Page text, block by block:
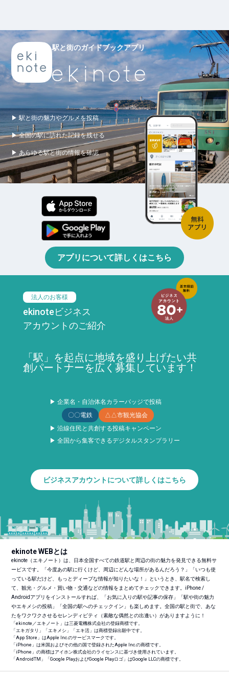
駅と街のガイドブックアプリ
▶ 駅と街の魅力やグルメを投稿
▶ 全国の駅に訪れた記録を残せる
▶ あらゆる駅と街の情報を確認
アプリについて詳しくはこちら
法人のお客様
ekinoteビジネス
アカウントのご紹介
「駅」を起点に地域を盛り上げたい共
創パートナーを広く募集しています！
▶ 企業名・自治体名カラーバッジで投稿
〇〇電鉄
△△市観光協会
▶ 沿線住民と共創する投稿キャンペーン
▶ 全国から集客できるデジタルスタンプラリー
ビジネスアカウントについて詳しくはこちら
ekinote WEBとは
ekinote（エキノート）は、日本全国すべての鉄道駅と周辺の街の魅力を発見できる無料サ
ービスです。「今度あの駅に行くけど、周辺にどんな場所があるんだろう？」「いつも使
っている駅だけど、もっとディープな情報が知りたいな！」というとき、駅名で検索し
て、観光・グルメ・買い物・交通などの情報をまとめてチェックできます。iPhone /
Androidアプリをインストールすれば、「お気に入りの駅や記事の保存」「駅や街の魅力
やエキメシの投稿」「全国の駅へのチェックイン」も楽しめます。全国の駅と街で、あな
たをワクワクさせるセレンディピティ（素敵な偶然との出逢い）がありますように！
「ekinote／エキノート」は三菱電機株式会社の登録商標です。
「エキガタリ」「エキメシ」「エキ活」は商標登録出願中です。
「App Store」はApple Inc.のサービスマークです。
「iPhone」は米国およびその他の国で登録されたApple Inc.の商標です。
「iPhone」の商標はアイホン株式会社のライセンスに基づき使用されています。
「AndroidTM 」「Google PlayおよびGoogle Playロゴ」はGoogle LLCの商標です。